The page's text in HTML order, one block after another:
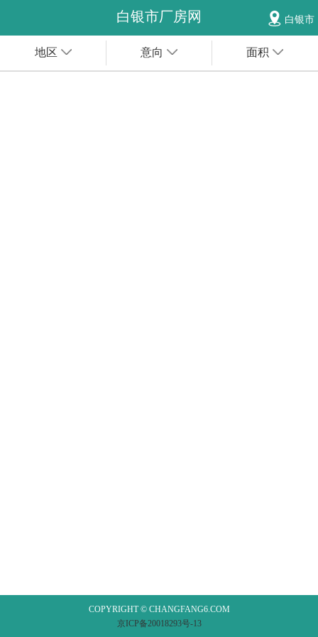
白银市厂房网 白银市
地区 意向 面积
COPYRIGHT © CHANGFANG6.COM
京ICP备20018293号-13